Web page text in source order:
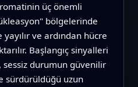
üç önemli
bölgelerinde
ve ardından hücre
Başlangıç sinyalleri
sessiz durumun güvenilir
sürdürüldüğü uzun